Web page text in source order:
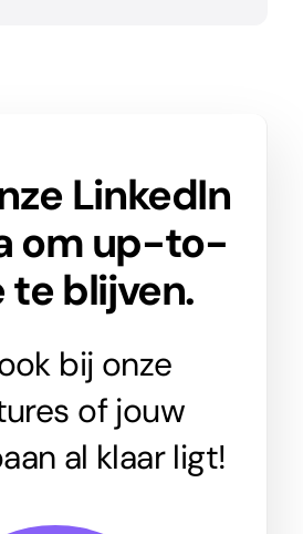
LinkedIn
om up-to-
te blijven.
bij onze
of jouw
al klaar ligt!